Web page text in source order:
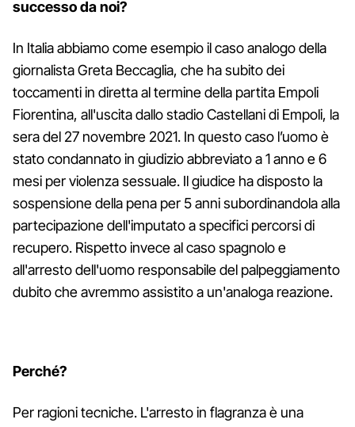
successo da noi?
In Italia abbiamo come esempio il caso analogo della
giornalista Greta Beccaglia, che ha subito dei
toccamenti in diretta al termine della partita Empoli
Fiorentina, all'uscita dallo stadio Castellani di Empoli, la
sera del 27 novembre 2021. In questo caso l’uomo è
stato condannato in giudizio abbreviato a 1 anno e 6
mesi per violenza sessuale. Il giudice ha disposto la
sospensione della pena per 5 anni subordinandola alla
partecipazione dell'imputato a specifici percorsi di
recupero. Rispetto invece al caso spagnolo e
all'arresto dell'uomo responsabile del palpeggiamento
dubito che avremmo assistito a un'analoga reazione.
Perché?
Per ragioni tecniche. L'arresto in flagranza è una